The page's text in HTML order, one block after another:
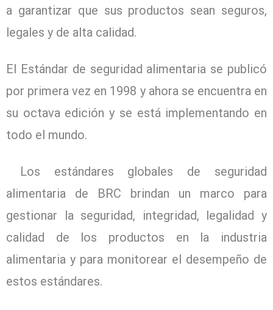
a garantizar que sus productos sean seguros,
legales y de alta calidad.
El Estándar de seguridad alimentaria se publicó
por primera vez en 1998 y ahora se encuentra en
su octava edición y se está implementando en
todo el mundo.
Los estándares globales de seguridad
alimentaria de BRC brindan un marco para
gestionar la seguridad, integridad, legalidad y
calidad de los productos en la industria
alimentaria y para monitorear el desempeño de
estos estándares.